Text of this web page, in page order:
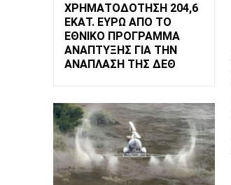
ΧΡΗΜΑΤΟΔΌΤΗΣΗ 204,6
ΕΚΑΤ. ΕΥΡΏ ΑΠΌ ΤΟ
ΕΘΝΙΚΌ ΠΡΌΓΡΑΜΜΑ
ΑΝΆΠΤΥΞΗΣ ΓΙΑ ΤΗΝ
ΑΝΆΠΛΑΣΗ ΤΗΣ ΔΕΘ